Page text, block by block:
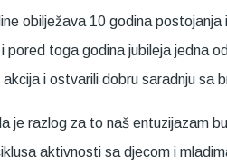
obilježava 10 godina
toga godina jubileja jedna
i ostvarili dobru saradnju sa
je razlog za to naš entuzijazam
aktivnosti sa djecom i